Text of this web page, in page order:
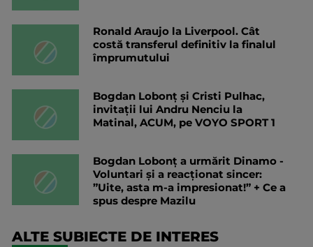
Ronald Araujo la Liverpool. Cât
costă transferul definitiv la finalul
împrumutului
Bogdan Lobonț și Cristi Pulhac,
invitații lui Andru Nenciu la
Matinal, ACUM, pe VOYO SPORT 1
Bogdan Lobonț a urmărit Dinamo -
Voluntari și a reacționat sincer:
”Uite, asta m-a impresionat!” + Ce a
spus despre Mazilu
ALTE SUBIECTE DE INTERES